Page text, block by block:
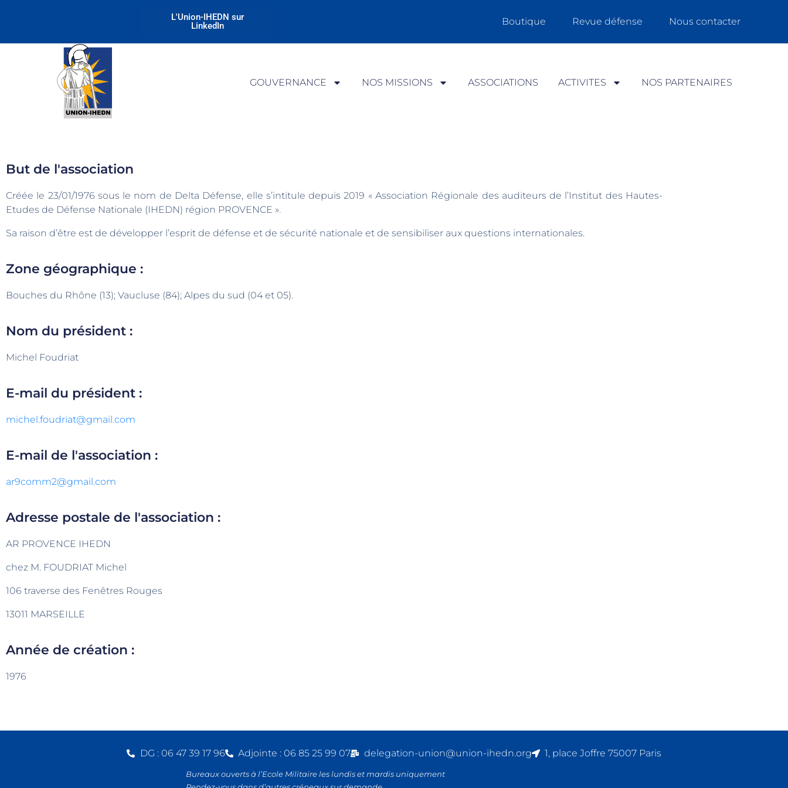
L'Union-IHEDN sur
LinkedIn
Boutique Revue défense Nous contacter
GOUVERNANCE NOS MISSIONS ASSOCIATIONS ACTIVITES NOS PARTENAIRES
But de l'association
Créée le 23/01/1976 sous le nom de Delta Défense, elle s’intitule depuis 2019 « Association Régionale des auditeurs de l’Institut des Hautes-
Etudes de Défense Nationale (IHEDN) région PROVENCE ».
Sa raison d’être est de développer l’esprit de défense et de sécurité nationale et de sensibiliser aux questions internationales.
Zone géographique :
Bouches du Rhône (13); Vaucluse (84); Alpes du sud (04 et 05).
Nom du président :
Michel Foudriat
E-mail du président :
michel.foudriat@gmail.com
E-mail de l'association :
ar9comm2@gmail.com
Adresse postale de l'association :
AR PROVENCE IHEDN
chez M. FOUDRIAT Michel
106 traverse des Fenêtres Rouges
13011 MARSEILLE
Année de création :
1976
DG : 06 47 39 17 96 Adjointe : 06 85 25 99 07 delegation-union@union-ihedn.org 1, place Joffre 75007 Paris
Bureaux ouverts à l’Ecole Militaire les lundis et mardis uniquement